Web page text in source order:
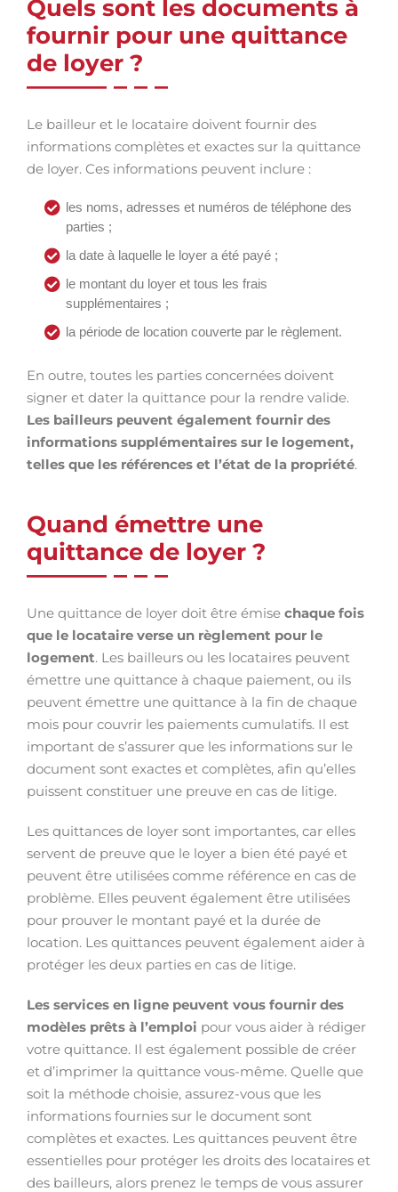
Quels sont les documents à
fournir pour une quittance
de loyer ?
Le bailleur et le locataire doivent fournir des
informations complètes et exactes sur la quittance
de loyer. Ces informations peuvent inclure :
les noms, adresses et numéros de téléphone des
parties ;
la date à laquelle le loyer a été payé ;
le montant du loyer et tous les frais
supplémentaires ;
la période de location couverte par le règlement.
En outre, toutes les parties concernées doivent
signer et dater la quittance pour la rendre valide.
Les bailleurs peuvent également fournir des
informations supplémentaires sur le logement,
telles que les références et l’état de la propriété.
Quand émettre une
quittance de loyer ?
Une quittance de loyer doit être émise chaque fois
que le locataire verse un règlement pour le
logement. Les bailleurs ou les locataires peuvent
émettre une quittance à chaque paiement, ou ils
peuvent émettre une quittance à la fin de chaque
mois pour couvrir les paiements cumulatifs. Il est
important de s’assurer que les informations sur le
document sont exactes et complètes, afin qu’elles
puissent constituer une preuve en cas de litige.
Les quittances de loyer sont importantes, car elles
servent de preuve que le loyer a bien été payé et
peuvent être utilisées comme référence en cas de
problème. Elles peuvent également être utilisées
pour prouver le montant payé et la durée de
location. Les quittances peuvent également aider à
protéger les deux parties en cas de litige.
Les services en ligne peuvent vous fournir des
modèles prêts à l’emploi pour vous aider à rédiger
votre quittance. Il est également possible de créer
et d’imprimer la quittance vous-même. Quelle que
soit la méthode choisie, assurez-vous que les
informations fournies sur le document sont
complètes et exactes. Les quittances peuvent être
essentielles pour protéger les droits des locataires et
des bailleurs, alors prenez le temps de vous assurer